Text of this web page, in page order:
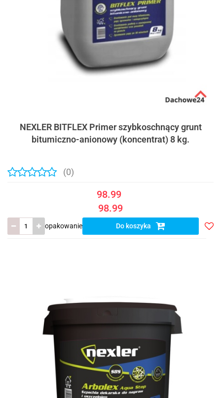
NEXLER BITFLEX Primer szybkoschnący grunt
bitumiczno-anionowy (koncentrat) 8 kg.
(0)
98.99
98.99
opakowanie Do koszyka